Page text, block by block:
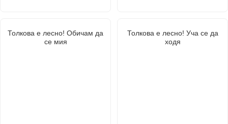
Толкова е лесно! Обичам да
се мия
Толкова е лесно! Уча се да
ходя